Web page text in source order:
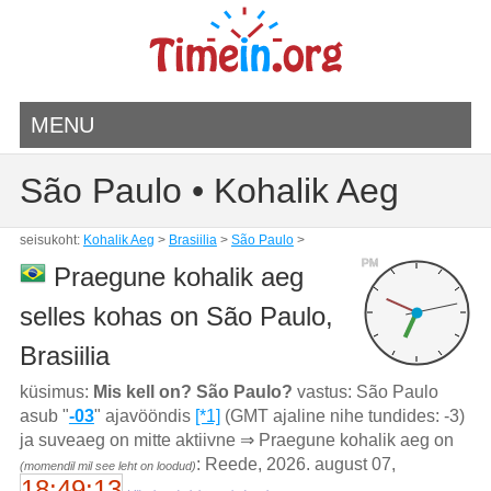
MENU
São Paulo • Kohalik Aeg
seisukoht: Kohalik Aeg > Brasiilia> São Paulo>
PM
Praegune kohalik aeg
selles kohas on São Paulo,
Brasiilia
küsimus: Mis kell on? São Paulo? vastus: São Paulo
asub "-03" ajavööndis [*1] (GMT ajaline nihe tundides: -3)
ja suveaeg on mitte aktiivne ⇒ Praegune kohalik aeg on
(momendil mil see leht on loodud): Reede, 2026. august 07,